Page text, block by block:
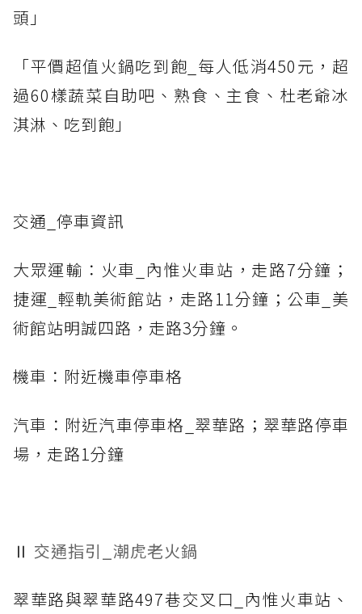
頭」
「平價超值火鍋吃到飽_每人低消450元，超
過60樣蔬菜自助吧、熟食、主食、杜老爺冰
淇淋、吃到飽」
交通_停車資訊
大眾運輸：火車_內惟火車站，走路7分鐘；
捷運_輕軌美術館站，走路11分鐘；公車_美
術館站明誠四路，走路3分鐘。
機車：附近機車停車格
汽車：附近汽車停車格_翠華路；翠華路停車
場，走路1分鐘
Ⅱ 交通指引_潮虎老火鍋
翠華路與翠華路497巷交叉口_內惟火車站、